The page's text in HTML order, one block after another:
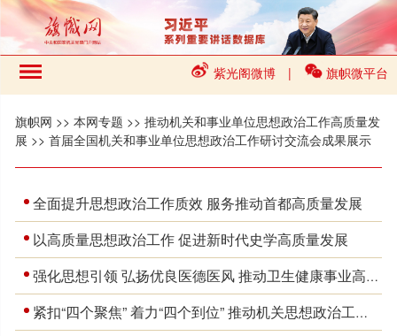
紫光阁微博 | 旗帜微平台
旗帜网 >>本网专题 >>推动机关和事业单位思想政治工作高质量发
展 >>首届全国机关和事业单位思想政治工作研讨交流会成果展示
全面提升思想政治工作质效 服务推动首都高质量发展
以高质量思想政治工作 促进新时代史学高质量发展
强化思想引领 弘扬优良医德医风 推动卫生健康事业高质量发展
紧扣“四个聚焦” 着力“四个到位” 推动机关思想政治工作强起来实起来